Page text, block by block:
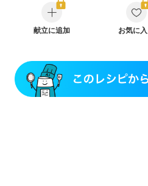
CKD（ステージ２）
乳がん（放
妊娠中(初期)
妊婦健診・体重増
妊婦健診・血糖値が気になる（初期
貧血対策
献立に追加 お気に